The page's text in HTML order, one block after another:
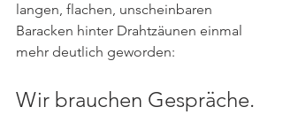
langen, flachen, unscheinbaren
Baracken hinter Drahtzäunen einmal
mehr deutlich geworden:
Wir brauchen Gespräche.